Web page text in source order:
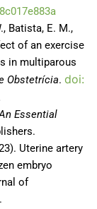
Batista, E. M.,
of an exercise
in multiparous
Obstetrícia. doi:
Essential
Uterine artery
embryo
of